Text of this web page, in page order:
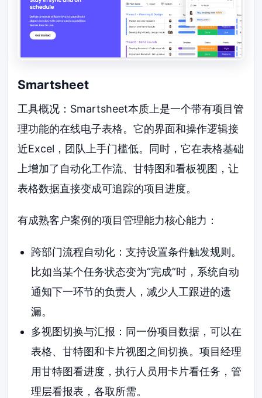
Smartsheet
工具概况：Smartsheet本质上是一个带有项目管
理功能的在线电子表格。它的界面和操作逻辑接
近Excel，团队上手门槛低。同时，它在表格基础
上增加了自动化工作流、甘特图和看板视图，让
表格数据直接变成可追踪的项目进度。
有成熟客户案例的项目管理能力核心能力：
跨部门流程自动化：支持设置条件触发规则。
比如当某个任务状态变为“完成”时，系统自动
通知下一环节的负责人，减少人工跟进的遗
漏。
多视图切换与汇报：同一份项目数据，可以在
表格、甘特图和卡片视图之间切换。项目经理
用甘特图看进度，执行人员用卡片看任务，管
理层看报表，各取所需。